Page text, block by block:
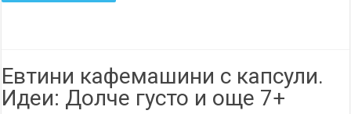
Евтини кафемашини с капсули.
Идеи: Долче густо и още 7+